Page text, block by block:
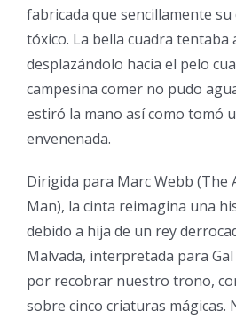
fabricada que sencillamente
tóxico. La bella cuadra tentaba
desplazándolo hacia el pelo
campesina comer no pudo
estiró la mano así­ como tomó
envenenada.
Dirigida para Marc Webb (The
Man), la cinta reimagina una
debido a hija de un rey
Malvada, interpretada para
por recobrar nuestro trono,
sobre cinco criaturas mágicas.